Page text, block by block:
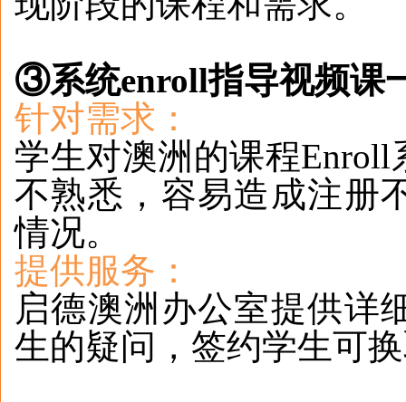
③系统enroll指导视频课
针对需求：
学生对澳洲的课程Enroll
不熟悉，容易造成注册
情况。
提供服务：
启德澳洲办公室提供详
生的疑问，签约学生可